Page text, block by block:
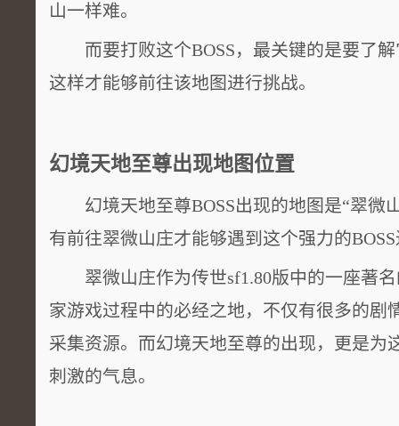
山一样难。
而要打败这个BOSS，最关键的是要了解
这样才能够前往该地图进行挑战。
幻境天地至尊出现地图位置
幻境天地至尊BOSS出现的地图是“翠微
有前往翠微山庄才能够遇到这个强力的
翠微山庄作为传世sf1.80版中的一座著名
家游戏过程中的必经之地，不仅有很多的剧
采集资源。而幻境天地至尊的出现，更是为
刺激的气息。